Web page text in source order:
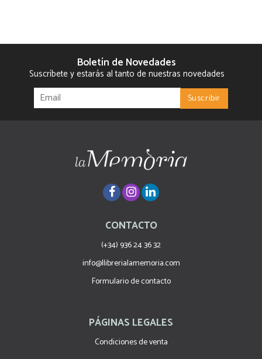
Boletín de Novedades
Suscríbete y estarás al tanto de nuestras novedades
CONTACTO
(+34) 936 24 36 32
info@llibrerialamemoria.com
Formulario de contacto
PÁGINAS LEGALES
Condiciones de venta